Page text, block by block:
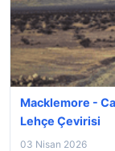
Macklemore -
Lehçe Çevirisi
03 Nisan 2026